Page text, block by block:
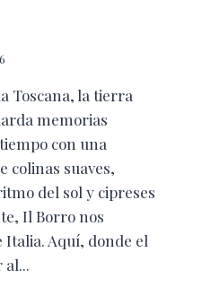
Toscana, la tierra
memorias
con una
colinas suaves,
del sol y cipreses
Il Borro nos
Aquí, donde el
al...